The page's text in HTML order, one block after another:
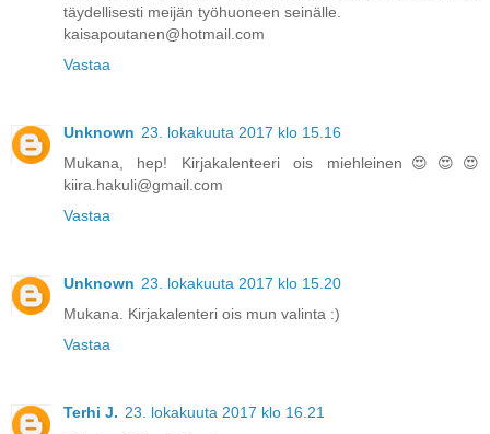
täydellisesti meijän työhuoneen seinälle.
kaisapoutanen@hotmail.com
Vastaa
Unknown 23. lokakuuta 2017 klo 15.16
Mukana, hep! Kirjakalenteeri ois miehleinen😍😍😍
kiira.hakuli@gmail.com
Vastaa
Unknown 23. lokakuuta 2017 klo 15.20
Mukana. Kirjakalenteri ois mun valinta :)
Vastaa
Terhi J. 23. lokakuuta 2017 klo 16.21